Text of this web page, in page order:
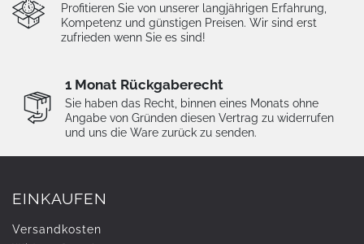
Profitieren Sie von unserer langjährigen Erfahrung,
Kompetenz und günstigen Preisen. Wir sind erst
zufrieden wenn Sie es sind!
1 Monat Rückgaberecht
Sie haben das Recht, binnen eines Monats ohne
Angabe von Gründen diesen Vertrag zu widerrufen
und uns die Ware zurück zu senden.
EINKAUFEN
Versandkosten